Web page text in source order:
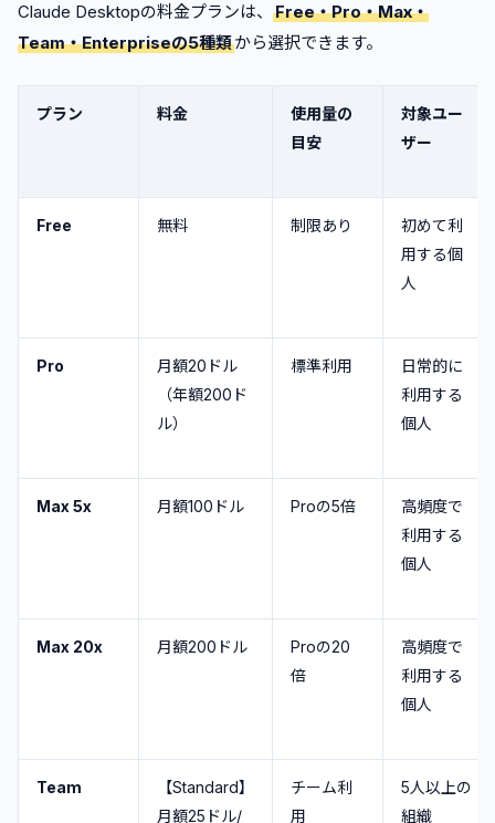
有料プランへのサインアップはどうやりますか？
7. まとめ
Claude Desktopの料金プランは、
Free・Pro・Max・
Team・Enterpriseの5種類から選択できます。
プラン 料金
使用量の
目安
対象ユー
ザー
Free 無料 制限あり
初めて利
用する個
人
Pro
月額20ドル
（年額200ド
ル）
標準利用
日常的に
利用する
個人
Max 5x 月額100ドル Proの5倍
高頻度で
利用する
個人
Max 20x 月額200ドル
Proの20
倍
高頻度で
利用する
個人
Team
【Standard】
月額25ドル/
チーム利
用
5人以上の
組織